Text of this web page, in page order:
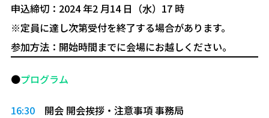
申込締切：2024 年2 ⽉14 ⽇（⽔）17 時
※定員に達し次第受付を終了する場合があります。
参加⽅法：開始時間までに会場にお越しください。
●プログラム
16:30開会 開会挨拶・注意事項 事務局